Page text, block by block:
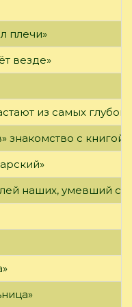
плечи»
везде»
из самых
знакомство с
наших, умевший